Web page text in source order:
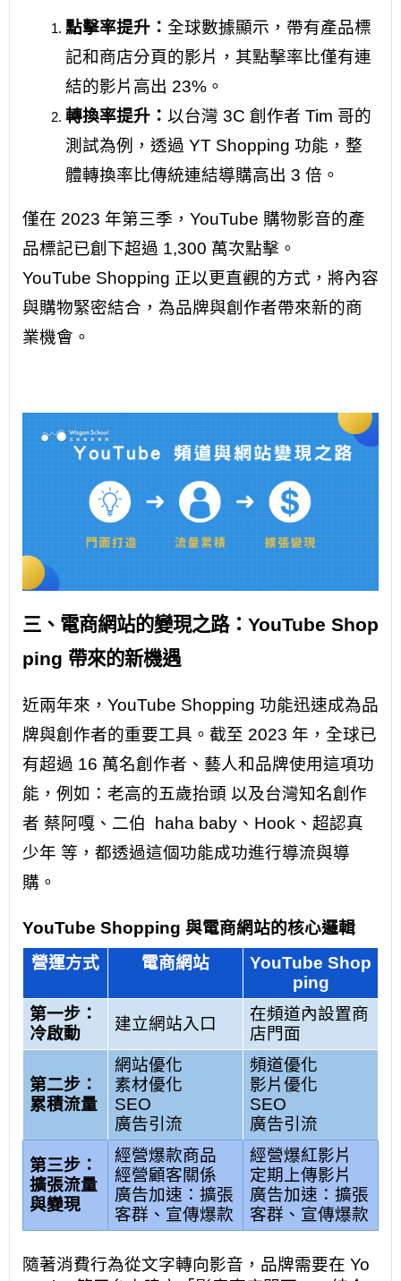
點擊率提升： 全球數據顯示，帶有產品標
記和商店分頁的影片，其點擊率比僅有連
結的影片高出 23%。
轉換率提升： 以台灣 3C 創作者 Tim 哥的
測試為例，透過 YT Shopping 功能，整
體轉換率比傳統連結導購高出 3 倍。
僅在 2023 年第三季，YouTube 購物影音的產
品標記已創下超過 1,300 萬次點擊。
YouTube Shopping 正以更直觀的方式，將內容
與購物緊密結合，為品牌與創作者帶來新的商
業機會。
三、電商網站的變現之路：YouTube Shop
ping 帶來的新機遇
近兩年來，YouTube Shopping 功能迅速成為品
牌與創作者的重要工具。截至 2023 年，全球已
有超過 16 萬名創作者、藝人和品牌使用這項功
能，例如：老高的五歲抬頭 以及台灣知名創作
者 蔡阿嘎、二伯 haha baby、Hook、超認真
少年 等，都透過這個功能成功進行導流與導
購。
YouTube Shopping 與電商網站的核心邏輯
營運方式
電商網站
YouTube Shop
ping
第一步：
冷啟動
建立網站入口
在頻道內設置商
店門面
第二步：
累積流量
網站優化
素材優化
SEO
廣告引流
頻道優化
影片優化
SEO
廣告引流
第三步：
擴張流量
與變現
經營爆款商品
經營顧客關係
廣告加速：擴張
客群、宣傳爆款
經營爆紅影片
定期上傳影片
廣告加速：擴張
客群、宣傳爆款
隨著消費行為從文字轉向影音，品牌需要在 Yo